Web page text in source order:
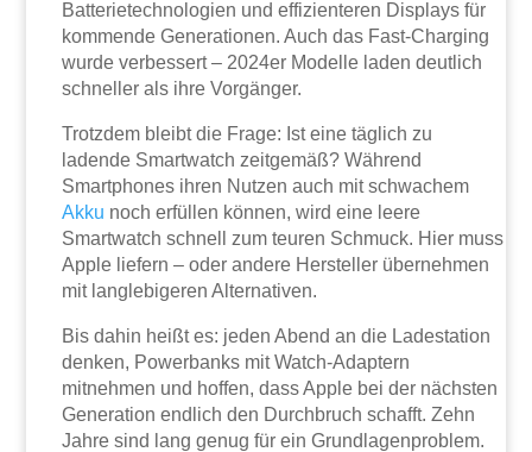
Batterietechnologien und effizienteren Displays für
kommende Generationen. Auch das Fast-Charging
wurde verbessert – 2024er Modelle laden deutlich
schneller als ihre Vorgänger.
Trotzdem bleibt die Frage: Ist eine täglich zu
ladende Smartwatch zeitgemäß? Während
Smartphones ihren Nutzen auch mit schwachem
Akku noch erfüllen können, wird eine leere
Smartwatch schnell zum teuren Schmuck. Hier muss
Apple liefern – oder andere Hersteller übernehmen
mit langlebigeren Alternativen.
Bis dahin heißt es: jeden Abend an die Ladestation
denken, Powerbanks mit Watch-Adaptern
mitnehmen und hoffen, dass Apple bei der nächsten
Generation endlich den Durchbruch schafft. Zehn
Jahre sind lang genug für ein Grundlagenproblem.